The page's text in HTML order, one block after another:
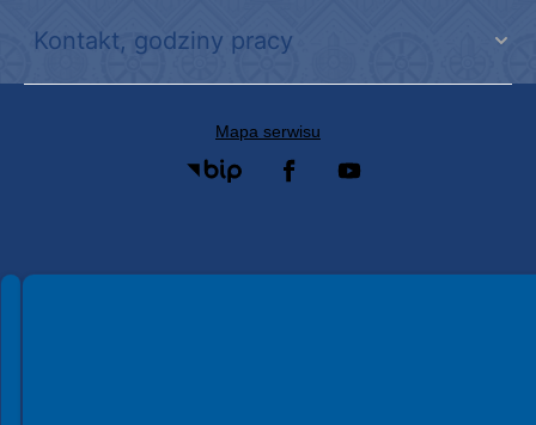
Kontakt, godziny pracy
Mapa serwisu
Spełniamy standardy WCAG 2.2
Spełniamy standardy W3C